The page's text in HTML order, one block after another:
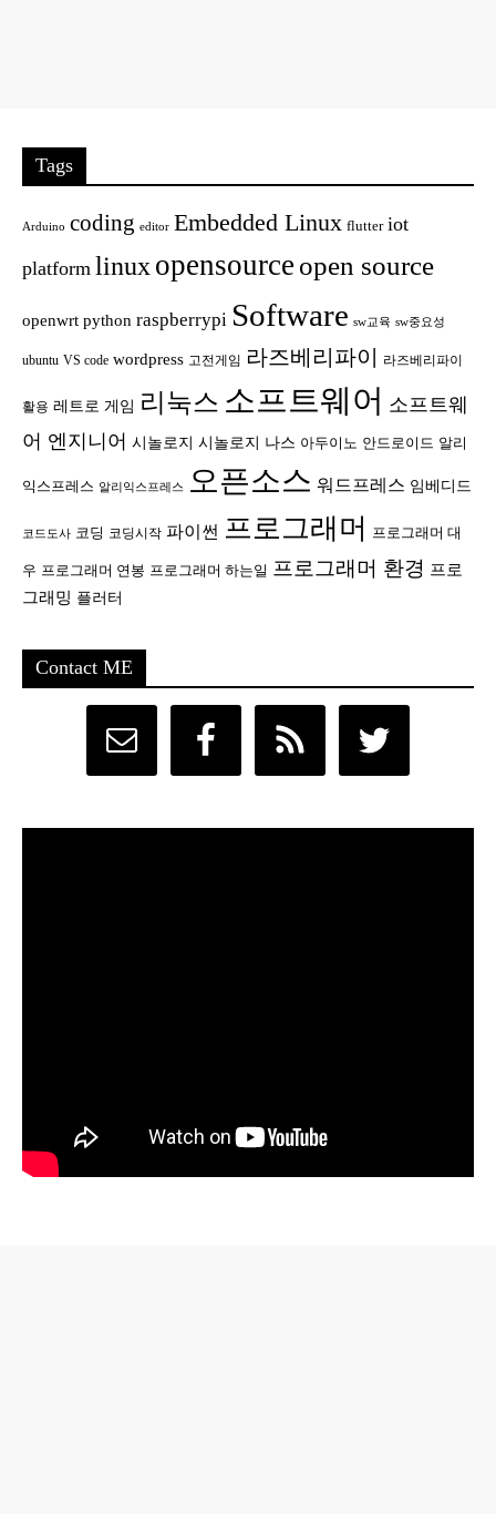
Tags
Arduino coding editor Embedded Linux flutter iot
platform linux opensource open source
openwrt python raspberrypi Software sw교육 sw중요성
ubuntu VS code wordpress 고전게임 라즈베리파이 라즈베리파이
활용 레트로 게임 리눅스 소프트웨어 소프트웨
어 엔지니어 시놀로지 시놀로지 나스 아두이노 안드로이드 알리
익스프레스 알리익스프레스 오픈소스 워드프레스 임베디드
코드도사 코딩 코딩시작 파이썬 프로그래머 프로그래머 대
우 프로그래머 연봉 프로그래머 하는일 프로그래머 환경 프로
그래밍 플러터
Contact ME